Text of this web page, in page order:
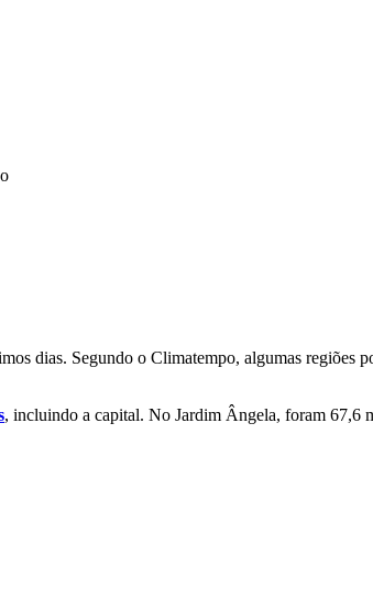
dias. Segundo o Climatempo, algumas regiões
, incluindo a capital. No Jardim Ângela, foram 67,6